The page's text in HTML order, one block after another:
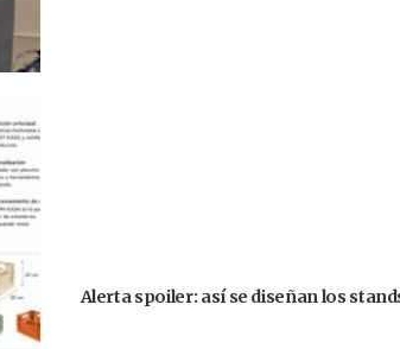
Alerta spoiler: así se diseñan los